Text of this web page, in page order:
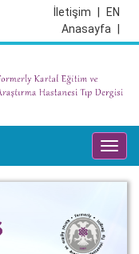
EN
İletişim
Anasayfa